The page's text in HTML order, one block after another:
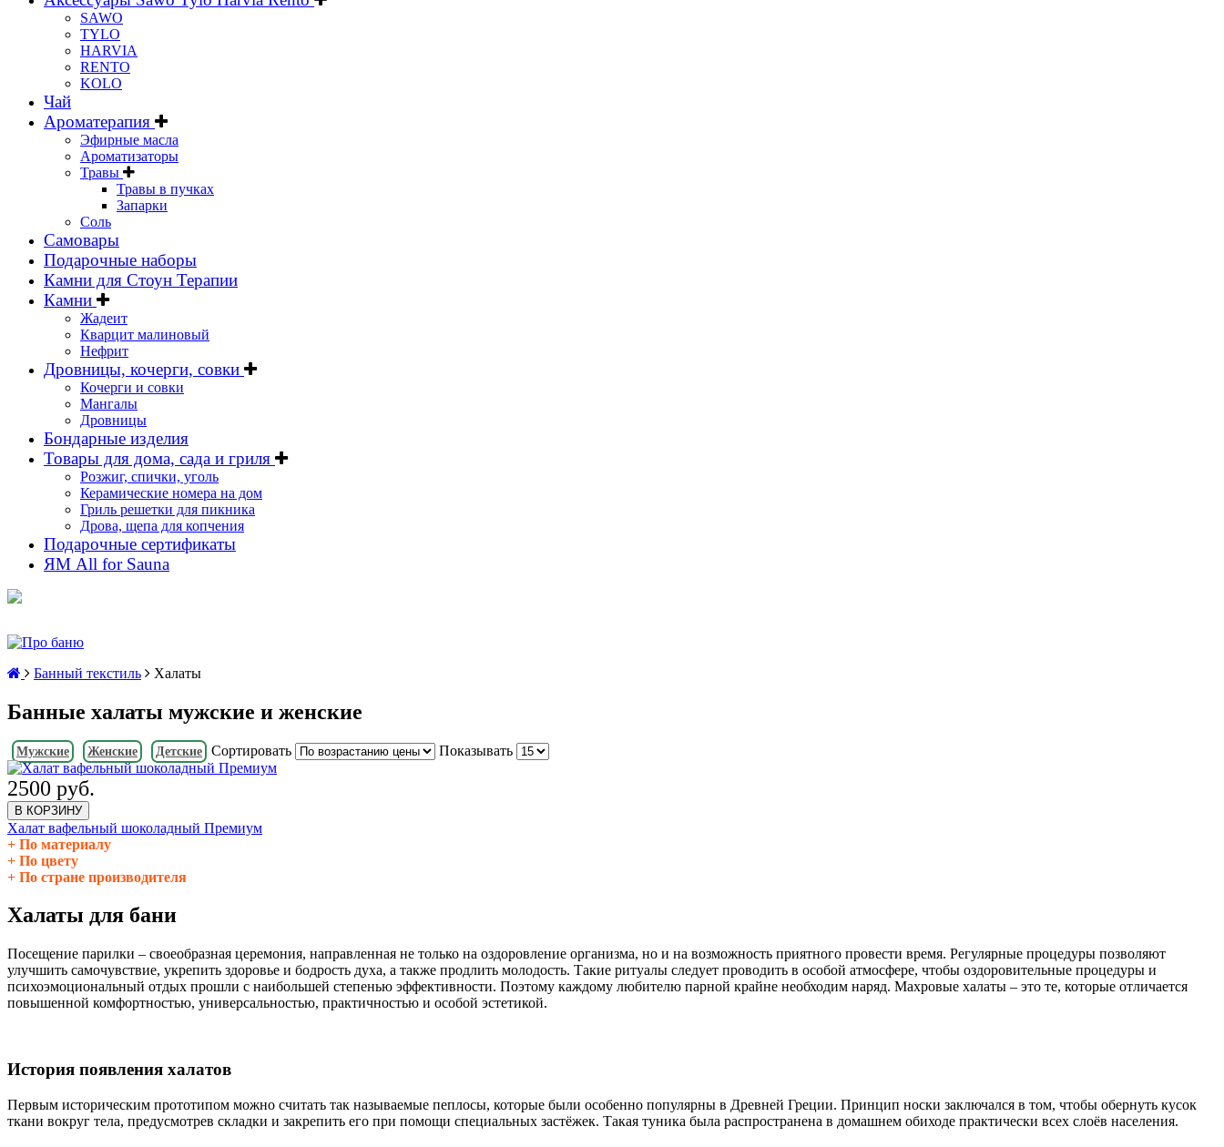
SAWO
TYLO
HARVIA
RENTO
KOLO
Чай
Ароматерапия
Эфирные масла
Ароматизаторы
Травы
Травы в пучках
Запарки
Соль
Самовары
Подарочные наборы
Камни для Стоун Терапии
Камни
Жадеит
Кварцит малиновый
Нефрит
Дровницы, кочерги, совки
Кочерги и совки
Мангалы
Дровницы
Бондарные изделия
Товары для дома, сада и гриля
Розжиг, спички, уголь
Керамические номера на дом
Гриль решетки для пикника
Дрова, щепа для копчения
Подарочные сертификаты
ЯМ All for Sauna
Банный текстиль Халаты
Банные халаты мужские и женские
Мужские Женские Детские Сортировать Показывать
2500 руб.
В КОРЗИНУ
Халат вафельный шоколадный Премиум
По материалу
По цвету
По стране производителя
Халаты для бани
Посещение парилки – своеобразная церемония, направленная не только на оздоровление организма, но и на возможность приятного провести время. Регулярные процедуры позволяют
улучшить самочувствие, укрепить здоровье и бодрость духа, а также продлить молодость. Такие ритуалы следует проводить в особой атмосфере, чтобы оздоровительные процедуры и
психоэмоциональный отдых прошли с наибольшей степенью эффективности. Поэтому каждому любителю парной крайне необходим наряд. Махровые халаты – это те, которые отличается
повышенной комфортностью, универсальностью, практичностью и особой эстетикой.
История появления халатов
Первым историческим прототипом можно считать так называемые пеплосы, которые были особенно популярны в Древней Греции. Принцип носки заключался в том, чтобы обернуть кусок
ткани вокруг тела, предусмотрев складки и закрепить его при помощи специальных застёжек. Такая туника была распространена в домашнем обиходе практически всех слоёв населения.